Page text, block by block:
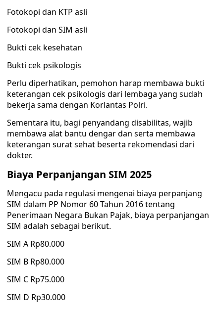
Fotokopi dan KTP asli
Fotokopi dan SIM asli
Bukti cek kesehatan
Bukti cek psikologis
Perlu diperhatikan, pemohon harap membawa bukti
keterangan cek psikologis dari lembaga yang sudah
bekerja sama dengan Korlantas Polri.
Sementara itu, bagi penyandang disabilitas, wajib
membawa alat bantu dengar dan serta membawa
keterangan surat sehat beserta rekomendasi dari
dokter.
Biaya Perpanjangan SIM 2025
Mengacu pada regulasi mengenai biaya perpanjang
SIM dalam PP Nomor 60 Tahun 2016 tentang
Penerimaan Negara Bukan Pajak, biaya perpanjangan
SIM adalah sebagai berikut.
SIM A Rp80.000
SIM B Rp80.000
SIM C Rp75.000
SIM D Rp30.000